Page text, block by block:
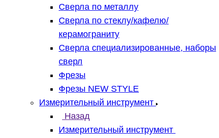
Сверла по металлу
Сверла по стеклу/кафелю/
керамограниту
Сверла специализированные, наборы
сверл
Фрезы
Фрезы NEW STYLE
Измерительный инструмент
Назад
Измерительный инструмент